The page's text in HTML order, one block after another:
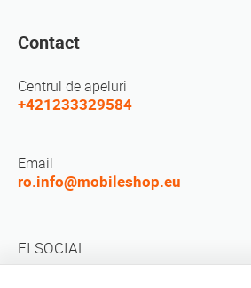
Contact
Centrul de apeluri
+421233329584
Email
ro.info@mobileshop.eu
FI SOCIAL